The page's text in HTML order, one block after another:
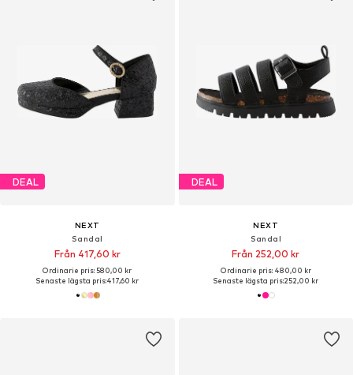
DEAL
NEXT
Sandal
Från 417,60 kr
Ordinarie pris: 580,00 kr
Senaste lägsta pris:417,60 kr
DEAL
NEXT
Sandal
Från 252,00 kr
Ordinarie pris: 480,00 kr
Senaste lägsta pris:252,00 kr